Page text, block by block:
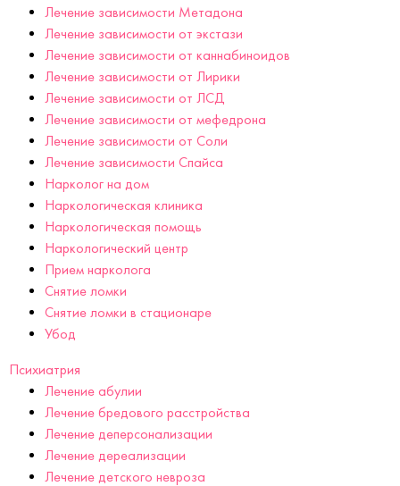
Лечение зависимости Метадона
Лечение зависимости от экстази
Лечение зависимости от каннабиноидов
Лечение зависимости от Лирики
Лечение зависимости от ЛСД
Лечение зависимости от мефедрона
Лечение зависимости от Соли
Лечение зависимости Спайса
Нарколог на дом
Наркологическая клиника
Наркологическая помощь
Наркологический центр
Прием нарколога
Снятие ломки
Снятие ломки в стационаре
Убод
Психиатрия
Лечение абулии
Лечение бредового расстройства
Лечение деперсонализации
Лечение дереализации
Лечение детского невроза